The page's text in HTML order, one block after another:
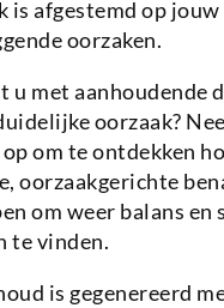
is afgestemd op
oorzaken.
u met aanhoudende
oorzaak?
om te ontdekken
oorzaakgerichte
om weer balans
te vinden.
is gegenereerd